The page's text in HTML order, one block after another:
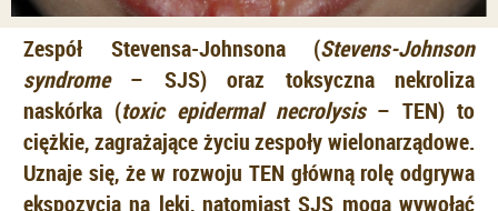
Zespół Stevensa-Johnsona (Stevens-Johnson
syndrome– SJS) oraz toksyczna nekroliza
naskórka (toxic epidermal necrolysis– TEN) to
ciężkie, zagrażające życiu zespoły wielonarządowe.
Uznaje się, że w rozwoju TEN główną rolę odgrywa
ekspozycja na leki, natomiast SJS mogą wywołać